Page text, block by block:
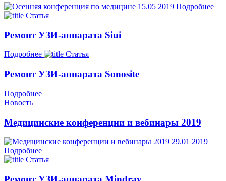
15.05 2019 Подробнее
Статья
Ремонт УЗИ-аппарата Siui
Подробнее Статья
Ремонт УЗИ-аппарата Sonosite
Подробнее
Новость
Медицинские конференции и вебинары 2019
29.01 2019
Подробнее
Статья